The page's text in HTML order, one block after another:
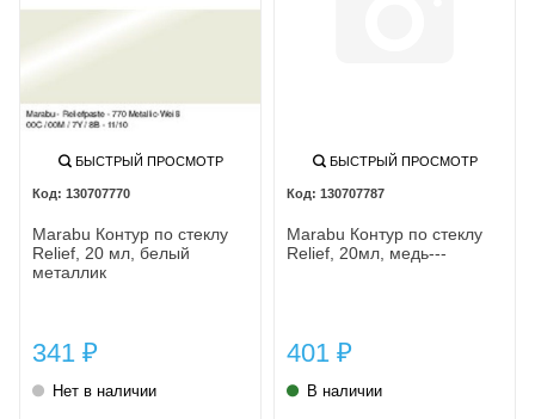
БЫСТРЫЙ ПРОСМОТР
130707770
Marabu Контур по стеклу
Relief, 20 мл, белый
металлик
341 ₽
Нет в наличии
БЫСТРЫЙ ПРОСМОТР
130707787
Marabu Контур по стеклу
Relief, 20мл, медь---
401 ₽
В наличии